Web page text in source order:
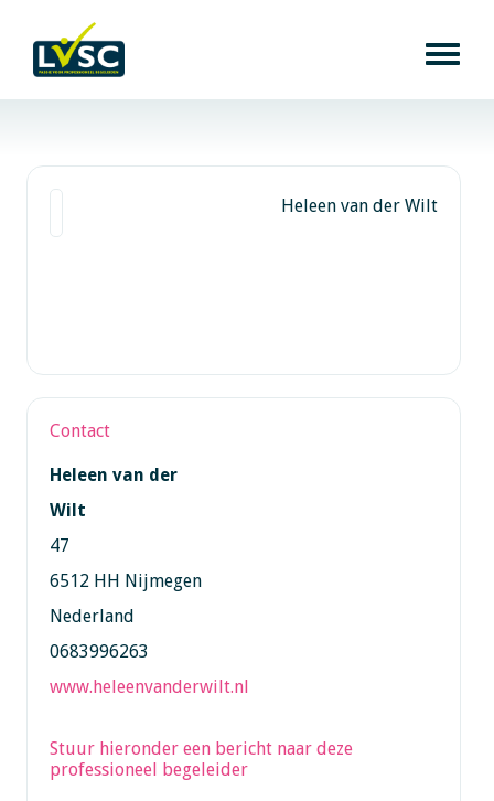
Heleen van der Wilt
Contact
Heleen van der
Wilt
47
6512 HH Nijmegen
Nederland
0683996263
www.heleenvanderwilt.nl
Stuur hieronder een bericht naar deze
professioneel begeleider